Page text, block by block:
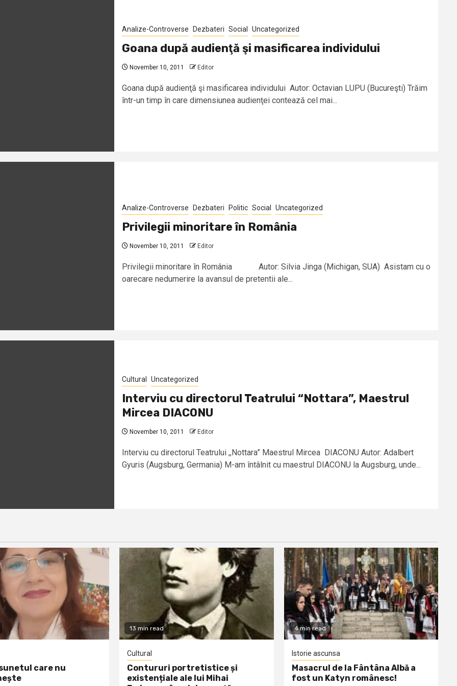
Analize-Controverse Dezbateri Social Uncategorized
Goana după audienţă şi masificarea individului
November 10, 2011 Editor
Goana după audienţă şi masificarea individului Autor: Octavian LUPU (Bucureşti) Trăim
într-un timp în care dimensiunea audienţei contează cel mai...
Analize-Controverse Dezbateri Politic Social Uncategorized
Privilegii minoritare în România
November 10, 2011 Editor
Privilegii minoritare în România Autor: Silvia Jinga (Michigan, SUA) Asistam cu o
oarecare nedumerire la avansul de pretentii ale...
Cultural Uncategorized
Interviu cu directorul Teatrului “Nottara”, Maestrul
Mircea DIACONU
November 10, 2011 Editor
Interviu cu directorul Teatrului ,,Nottara” Maestrul Mircea DIACONU Autor: Adalbert
Gyuris (Augsburg, Germania) M-am întâlnit cu maestrul DIACONU la Augsburg, unde...
care nu
13 min read
Cultural
Contururi portretistice și
existențiale ale lui Mihai
4 min read
Istorie ascunsa
Masacrul de la Fântâna Albă a
fost un Katyn românesc!